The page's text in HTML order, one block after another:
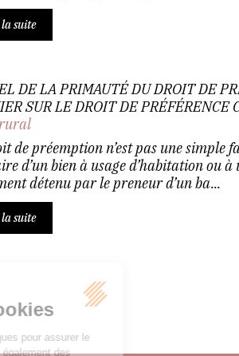
suite
DE LA PRIMAUTÉ DU DROIT DE
SUR LE DROIT DE PRÉFÉRENCE
de préemption n’est pas une simple
d’un bien à usage d’habitation ou
détenu par le preneur d’un ba...
suite